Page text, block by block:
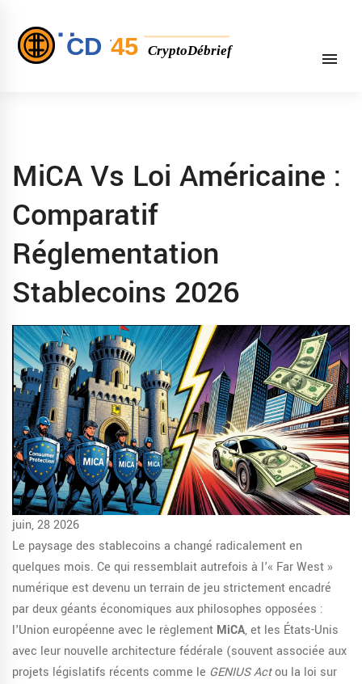
MiCA Vs Loi Américaine :
Comparatif
Réglementation
Stablecoins 2026
juin, 28 2026
Le paysage des stablecoins a changé radicalement en
quelques mois. Ce qui ressemblait autrefois à l'« Far West »
numérique est devenu un terrain de jeu strictement encadré
par deux géants économiques aux philosophes opposées :
l'Union européenne avec le règlement MiCA, et les États-Unis
avec leur nouvelle architecture fédérale (souvent associée aux
projets législatifs récents comme le GENIUS Actou la loi sur